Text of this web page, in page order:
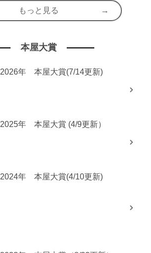
もっと見る
本屋大賞
2026年 本屋大賞(7/14更新)
2025年 本屋大賞 (4/9更新）
2024年 本屋大賞(4/10更新)